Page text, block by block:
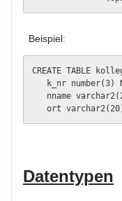
Beispiel:
CREATE TABLE
k_nr number(3)
nname
ort varchar2(20)
Datentypen